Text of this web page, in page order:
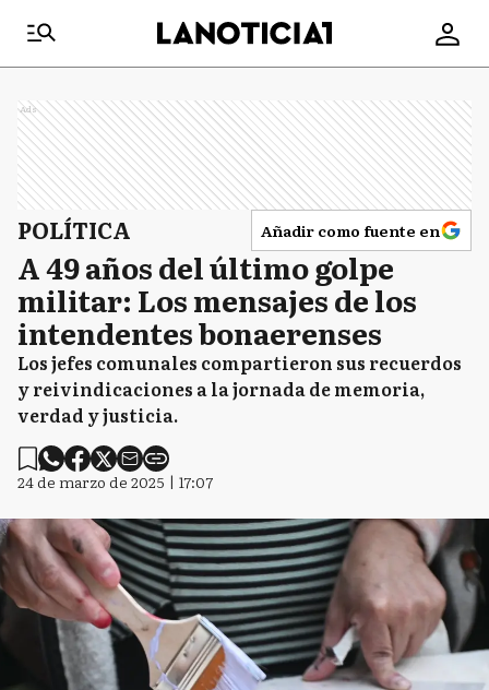
Ads
POLÍTICA Añadir como fuente en
A 49 años del último golpe
militar: Los mensajes de los
intendentes bonaerenses
Los jefes comunales compartieron sus recuerdos
y reivindicaciones a la jornada de memoria,
verdad y justicia.
24 de marzo de 2025 | 17:07